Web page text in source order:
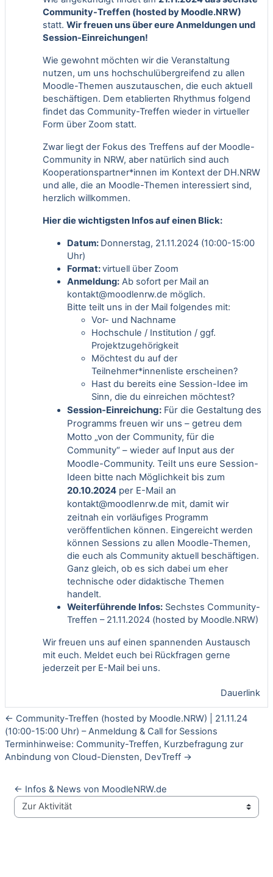
Community-Treffen (hosted by Moodle.NRW)
statt. Wir freuenuns über eure Anmeldungen und
Session-Einreichungen!
Wie gewohnt möchten wir die Veranstaltung
nutzen, um uns hochschulübergreifend zu allen
Moodle-Themen auszutauschen, die euch aktuell
beschäftigen. Dem etablierten Rhythmus folgend
findet das Community-Treffen wieder in virtueller
Form über Zoom statt.
Zwar liegt der Fokus des Treffens auf der Moodle-
Community in NRW, aber natürlich sind auch
Kooperationspartner*innen im Kontext der DH.NRW
und alle, die an Moodle-Themen interessiert sind,
herzlich willkommen.
Hier die wichtigsten Infos auf einen Blick:
Datum: Donnerstag, 21.11.2024 (10:00-15:00
Uhr)
Format:virtuell über Zoom
Anmeldung: Ab sofort per Mail an
kontakt@moodlenrw.de möglich.
Bitte teilt uns in der Mail folgendes mit:
Vor- und Nachname
Hochschule / Institution / ggf.
Projektzugehörigkeit
Möchtest du auf der
Teilnehmer*innenliste erscheinen?
Hast du bereits eine Session-Idee im
Sinn, die du einreichen möchtest?
Session-Einreichung: Für die Gestaltung des
Programms freuen wir uns – getreu dem
Motto „von der Community, für die
Community“ – wieder auf Input aus der
Moodle-Community. Teilt uns eure Session-
Ideen bitte nach Möglichkeit bis zum
20.10.2024 per E-Mail an
kontakt@moodlenrw.de mit, damit wir
zeitnah ein vorläufiges Programm
veröffentlichen können. Eingereicht werden
können Sessions zu allen Moodle-Themen,
die euch als Community aktuell beschäftigen.
Ganz gleich, ob es sich dabei um eher
technische oder didaktische Themen
handelt.
Weiterführende Infos: Sechstes Community-
Treffen – 21.11.2024 (hosted by Moodle.NRW)
Wir freuen uns auf einen spannenden Austausch
mit euch. Meldet euch bei Rückfragen gerne
jederzeit per E-Mail bei uns.
Dauerlink
← Community-Treffen (hosted by Moodle.NRW) | 21.11.24
(10:00-15:00 Uhr) – Anmeldung & Call for Sessions
Terminhinweise: Community-Treffen, Kurzbefragung zur
Anbindung von Cloud-Diensten, DevTreff →
← Infos & News von MoodleNRW.de
Zur Aktivität